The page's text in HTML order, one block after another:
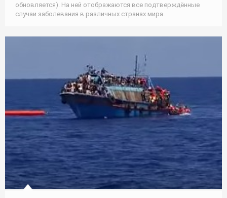
обновляется). На ней отображаются все подтверждённые
случаи заболевания в различных странах мира.